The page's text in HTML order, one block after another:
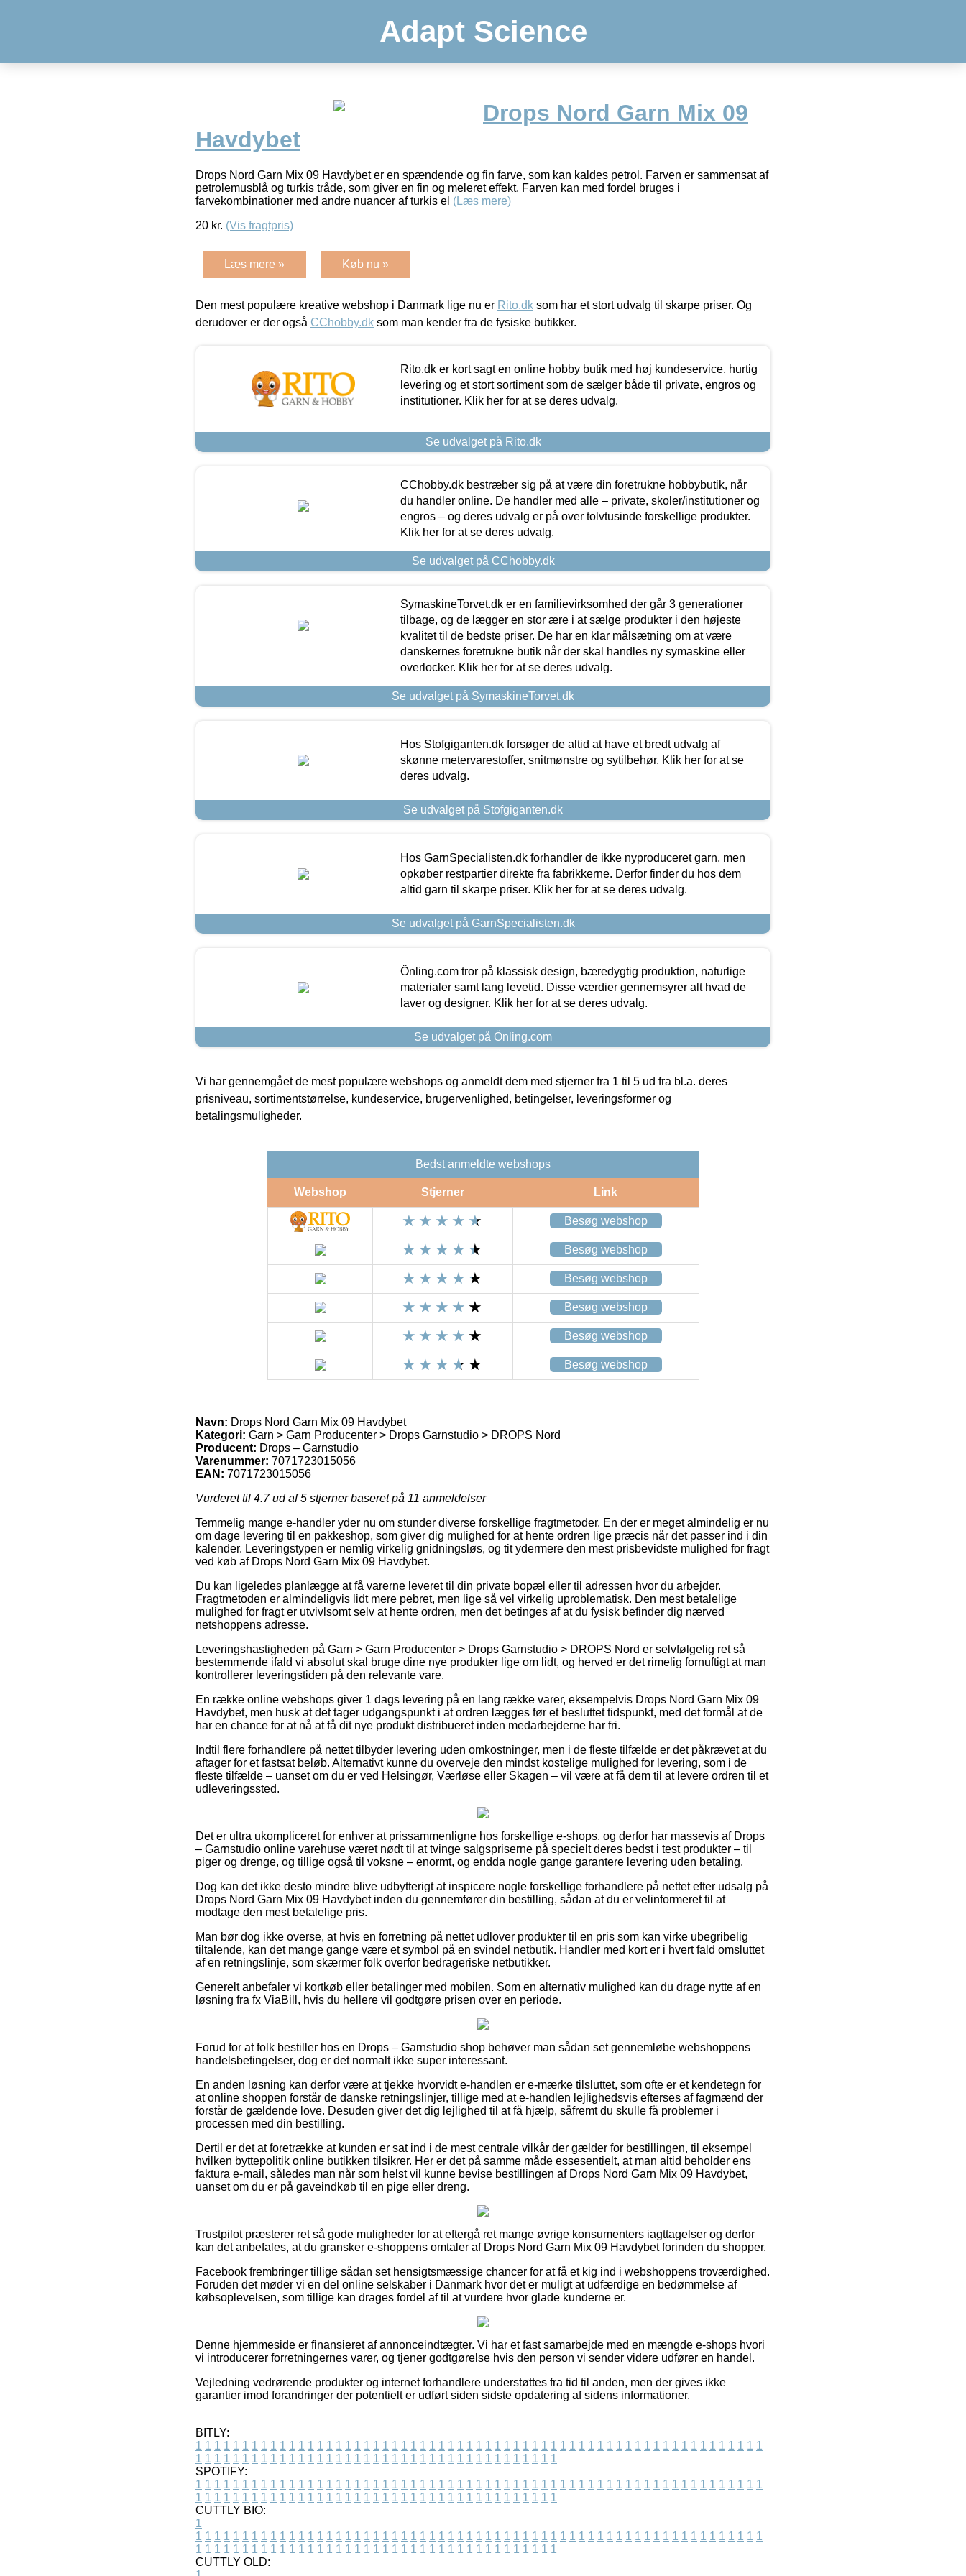
Adapt Science
Drops Nord Garn Mix 09
Havdybet
Drops Nord Garn Mix 09 Havdybet er en spændende og fin farve, som kan kaldes petrol. Farven er sammensat af
petrolemusblå og turkis tråde, som giver en fin og meleret effekt. Farven kan med fordel bruges i
farvekombinationer med andre nuancer af turkis el (Læs mere)
20 kr. (Vis fragtpris)
Læs mere » Køb nu »
Den mest populære kreative webshop i Danmark lige nu er Rito.dk som har et stort udvalg til skarpe priser. Og
derudover er der også CChobby.dk som man kender fra de fysiske butikker.
Rito.dk er kort sagt en online hobby butik med høj kundeservice, hurtig
levering og et stort sortiment som de sælger både til private, engros og
institutioner. Klik her for at se deres udvalg.
Se udvalget på Rito.dk
CChobby.dk bestræber sig på at være din foretrukne hobbybutik, når
du handler online. De handler med alle – private, skoler/institutioner og
engros – og deres udvalg er på over tolvtusinde forskellige produkter.
Klik her for at se deres udvalg.
Se udvalget på CChobby.dk
SymaskineTorvet.dk er en familievirksomhed der går 3 generationer
tilbage, og de lægger en stor ære i at sælge produkter i den højeste
kvalitet til de bedste priser. De har en klar målsætning om at være
danskernes foretrukne butik når der skal handles ny symaskine eller
overlocker. Klik her for at se deres udvalg.
Se udvalget på SymaskineTorvet.dk
Hos Stofgiganten.dk forsøger de altid at have et bredt udvalg af
skønne metervarestoffer, snitmønstre og sytilbehør. Klik her for at se
deres udvalg.
Se udvalget på Stofgiganten.dk
Hos GarnSpecialisten.dk forhandler de ikke nyproduceret garn, men
opkøber restpartier direkte fra fabrikkerne. Derfor finder du hos dem
altid garn til skarpe priser. Klik her for at se deres udvalg.
Se udvalget på GarnSpecialisten.dk
Önling.com tror på klassisk design, bæredygtig produktion, naturlige
materialer samt lang levetid. Disse værdier gennemsyrer alt hvad de
laver og designer. Klik her for at se deres udvalg.
Se udvalget på Önling.com
Vi har gennemgået de mest populære webshops og anmeldt dem med stjerner fra 1 til 5 ud fra bl.a. deres
prisniveau, sortimentstørrelse, kundeservice, brugervenlighed, betingelser, leveringsformer og
betalingsmuligheder.
Bedst anmeldte webshops
Webshop Stjerner Link
Besøg webshop
Besøg webshop
Besøg webshop
Besøg webshop
Besøg webshop
Besøg webshop
Navn: Drops Nord Garn Mix 09 Havdybet
Kategori: Garn > Garn Producenter > Drops Garnstudio > DROPS Nord
Producent: Drops – Garnstudio
Varenummer: 7071723015056
EAN: 7071723015056
Vurderet til 4.7ud af 5 stjerner baseret på 11 anmeldelser
Temmelig mange e-handler yder nu om stunder diverse forskellige fragtmetoder. En der er meget almindelig er nu
om dage levering til en pakkeshop, som giver dig mulighed for at hente ordren lige præcis når det passer ind i din
kalender. Leveringstypen er nemlig virkelig gnidningsløs, og tit ydermere den mest prisbevidste mulighed for fragt
ved køb af Drops Nord Garn Mix 09 Havdybet.
Du kan ligeledes planlægge at få varerne leveret til din private bopæl eller til adressen hvor du arbejder.
Fragtmetoden er almindeligvis lidt mere pebret, men lige så vel virkelig uproblematisk. Den mest betalelige
mulighed for fragt er utvivlsomt selv at hente ordren, men det betinges af at du fysisk befinder dig nærved
netshoppens adresse.
Leveringshastigheden på Garn > Garn Producenter > Drops Garnstudio > DROPS Nord er selvfølgelig ret så
bestemmende ifald vi absolut skal bruge dine nye produkter lige om lidt, og herved er det rimelig fornuftigt at man
kontrollerer leveringstiden på den relevante vare.
En række online webshops giver 1 dags levering på en lang række varer, eksempelvis Drops Nord Garn Mix 09
Havdybet, men husk at det tager udgangspunkt i at ordren lægges før et besluttet tidspunkt, med det formål at de
har en chance for at nå at få dit nye produkt distribueret inden medarbejderne har fri.
Indtil flere forhandlere på nettet tilbyder levering uden omkostninger, men i de fleste tilfælde er det påkrævet at du
aftager for et fastsat beløb. Alternativt kunne du overveje den mindst kostelige mulighed for levering, som i de
fleste tilfælde – uanset om du er ved Helsingør, Værløse eller Skagen – vil være at få dem til at levere ordren til et
udleveringssted.
Det er ultra ukompliceret for enhver at prissammenligne hos forskellige e-shops, og derfor har massevis af Drops
– Garnstudio online varehuse været nødt til at tvinge salgspriserne på specielt deres bedst i test produkter – til
piger og drenge, og tillige også til voksne – enormt, og endda nogle gange garantere levering uden betaling.
Dog kan det ikke desto mindre blive udbytterigt at inspicere nogle forskellige forhandlere på nettet efter udsalg på
Drops Nord Garn Mix 09 Havdybet inden du gennemfører din bestilling, sådan at du er velinformeret til at
modtage den mest betalelige pris.
Man bør dog ikke overse, at hvis en forretning på nettet udlover produkter til en pris som kan virke ubegribelig
tiltalende, kan det mange gange være et symbol på en svindel netbutik. Handler med kort er i hvert fald omsluttet
af en retningslinje, som skærmer folk overfor bedrageriske netbutikker.
Generelt anbefaler vi kortkøb eller betalinger med mobilen. Som en alternativ mulighed kan du drage nytte af en
løsning fra fx ViaBill, hvis du hellere vil godtgøre prisen over en periode.
Forud for at folk bestiller hos en Drops – Garnstudio shop behøver man sådan set gennemløbe webshoppens
handelsbetingelser, dog er det normalt ikke super interessant.
En anden løsning kan derfor være at tjekke hvorvidt e-handlen er e-mærke tilsluttet, som ofte er et kendetegn for
at online shoppen forstår de danske retningslinjer, tillige med at e-handlen lejlighedsvis efterses af fagmænd der
forstår de gældende love. Desuden giver det dig lejlighed til at få hjælp, såfremt du skulle få problemer i
processen med din bestilling.
Dertil er det at foretrække at kunden er sat ind i de mest centrale vilkår der gælder for bestillingen, til eksempel
hvilken byttepolitik online butikken tilsikrer. Her er det på samme måde essesentielt, at man altid beholder ens
faktura e-mail, således man når som helst vil kunne bevise bestillingen af Drops Nord Garn Mix 09 Havdybet,
uanset om du er på gaveindkøb til en pige eller dreng.
Trustpilot præsterer ret så gode muligheder for at eftergå ret mange øvrige konsumenters iagttagelser og derfor
kan det anbefales, at du gransker e-shoppens omtaler af Drops Nord Garn Mix 09 Havdybet forinden du shopper.
Facebook frembringer tillige sådan set hensigtsmæssige chancer for at få et kig ind i webshoppens troværdighed.
Foruden det møder vi en del online selskaber i Danmark hvor det er muligt at udfærdige en bedømmelse af
købsoplevelsen, som tillige kan drages fordel af til at vurdere hvor glade kunderne er.
Denne hjemmeside er finansieret af annonceindtægter. Vi har et fast samarbejde med en mængde e-shops hvori
vi introducerer forretningernes varer, og tjener godtgørelse hvis den person vi sender videre udfører en handel.
Vejledning vedrørende produkter og internet forhandlere understøttes fra tid til anden, men der gives ikke
garantier imod forandringer der potentielt er udført siden sidste opdatering af sidens informationer.
BITLY:
1 1 1 1 1 1 1 1 1 1 1 1 1 1 1 1 1 1 1 1 1 1 1 1 1 1 1 1 1 1 1 1 1 1 1 1 1 1 1 1 1 1 1 1 1 1 1 1 1 1 1 1 1 1 1 1 1 1 1 1 1
1 1 1 1 1 1 1 1 1 1 1 1 1 1 1 1 1 1 1 1 1 1 1 1 1 1 1 1 1 1 1 1 1 1 1 1 1 1 1
SPOTIFY:
1 1 1 1 1 1 1 1 1 1 1 1 1 1 1 1 1 1 1 1 1 1 1 1 1 1 1 1 1 1 1 1 1 1 1 1 1 1 1 1 1 1 1 1 1 1 1 1 1 1 1 1 1 1 1 1 1 1 1 1 1
1 1 1 1 1 1 1 1 1 1 1 1 1 1 1 1 1 1 1 1 1 1 1 1 1 1 1 1 1 1 1 1 1 1 1 1 1 1 1
CUTTLY BIO:
1
1 1 1 1 1 1 1 1 1 1 1 1 1 1 1 1 1 1 1 1 1 1 1 1 1 1 1 1 1 1 1 1 1 1 1 1 1 1 1 1 1 1 1 1 1 1 1 1 1 1 1 1 1 1 1 1 1 1 1 1 1
1 1 1 1 1 1 1 1 1 1 1 1 1 1 1 1 1 1 1 1 1 1 1 1 1 1 1 1 1 1 1 1 1 1 1 1 1 1 1
CUTTLY OLD: